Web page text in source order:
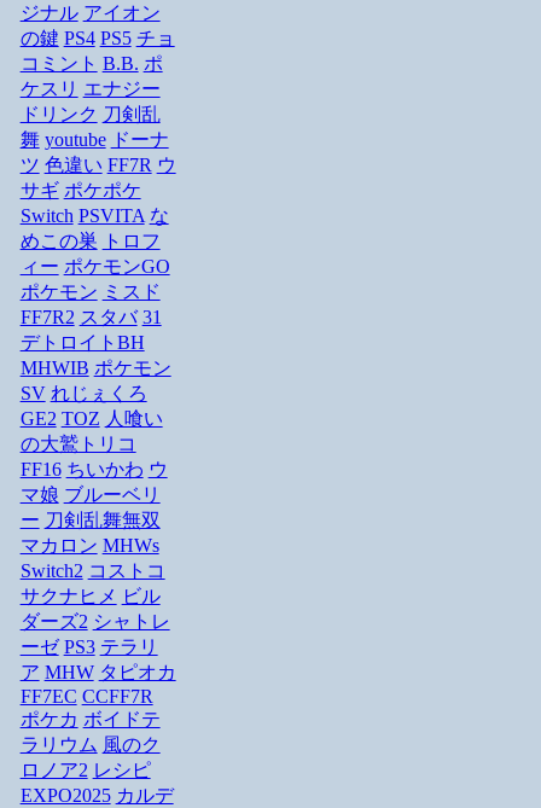
ジナル アイオン
の鍵 PS4 PS5 チョ
コミント B.B. ポ
ケスリ エナジー
ドリンク 刀剣乱
舞 youtube ドーナ
ツ 色違い FF7R ウ
サギ ポケポケ
Switch PSVITA な
めこの巣
トロフ
ィー ポケモンGO
ポケモン ミスド
FF7R2 スタバ 31
デトロイトBH
MHWIB ポケモン
SV れじぇくろ
GE2 TOZ 人喰い
の大鷲トリコ
FF16 ちいかわ ウ
マ娘 ブルーベリ
ー 刀剣乱舞無双
マカロン MHWs
Switch2 コストコ
サクナヒメ ビル
ダーズ2 シャトレ
ーゼ PS3 テラリ
ア MHW タピオカ
FF7EC CCFF7R
ポケカ ボイドテ
ラリウム 風のク
ロノア2 レシピ
EXPO2025 カルデ